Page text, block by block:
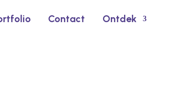
Contact Ontdek